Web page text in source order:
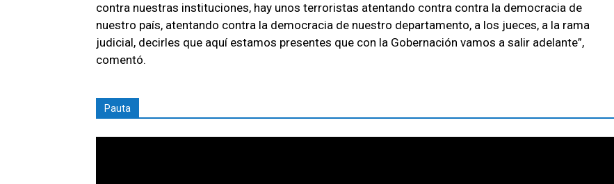
contra nuestras instituciones, hay unos terroristas atentando contra contra la democracia de
nuestro país, atentando contra la democracia de nuestro departamento, a los jueces, a la rama
judicial, decirles que aquí estamos presentes que con la Gobernación vamos a salir adelante”,
comentó.
Pauta